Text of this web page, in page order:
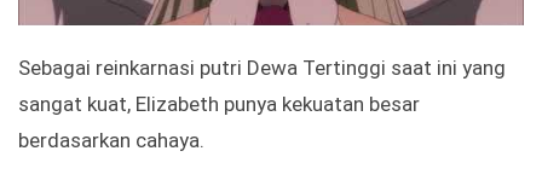
Sebagai reinkarnasi putri Dewa Tertinggi saat ini yang
sangat kuat, Elizabeth punya kekuatan besar
berdasarkan cahaya.